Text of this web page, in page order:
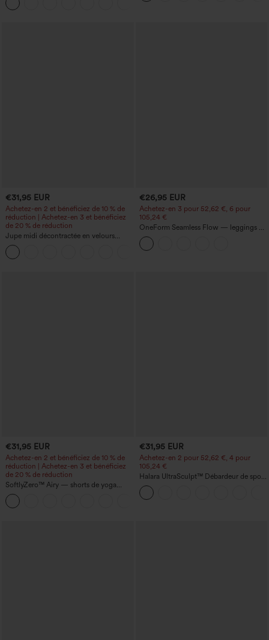
€31,95 EUR
Achetez-en 2 et bénéficiez de 10 % de
réduction | Achetez-en 3 et bénéficiez
de 20 % de réduction
Jupe midi décontractée en velours
côtelé, taille mi-haute, poches avant
latérales à rabat
€26,95 EUR
Achetez-en 3 pour 52,62 €, 6 pour
105,24 €
OneForm Seamless Flow — leggings de
yoga sans coutures, taille mi-haute, effet
gainant pour le ventre et liftant pour les
fesses
€31,95 EUR
Achetez-en 2 et bénéficiez de 10 % de
réduction | Achetez-en 3 et bénéficiez
de 20 % de réduction
SoftlyZero™ Airy — shorts de yoga
super taille haute 2-en-1 InstantCool
avec poches
€31,95 EUR
Achetez-en 2 pour 52,62 €, 4 pour
105,24 €
Halara UltraSculpt™ Débardeur de sport
à col rond et ourlet arrondi